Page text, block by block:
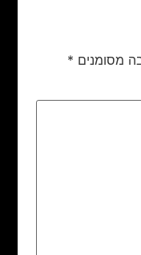
מסומנים *